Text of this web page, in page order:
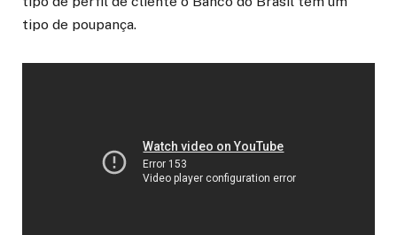
tipo de poupança.